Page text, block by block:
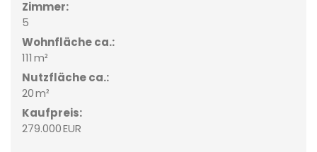
Zimmer:
5
Wohnfläche ca.:
111 m²
Nutzfläche ca.:
20 m²
Kaufpreis:
279.000 EUR